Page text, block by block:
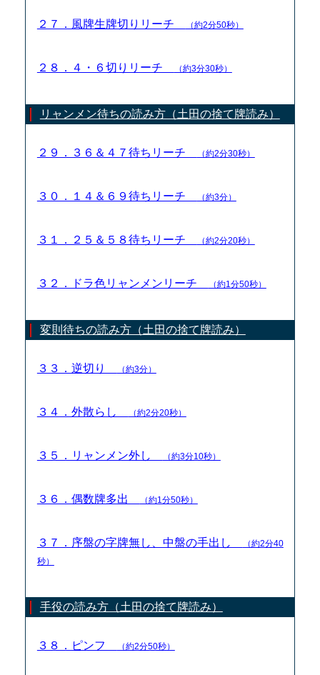
２７．風牌生牌切りリーチ （約2分50秒）
２８．４・６切りリーチ （約3分30秒）
リャンメン待ちの読み方（土田の捨て牌読み）
２９．３６＆４７待ちリーチ （約2分30秒）
３０．１４＆６９待ちリーチ （約3分）
３１．２５＆５８待ちリーチ （約2分20秒）
３２．ドラ色リャンメンリーチ （約1分50秒）
変則待ちの読み方（土田の捨て牌読み）
３３．逆切り （約3分）
３４．外散らし （約2分20秒）
３５．リャンメン外し （約3分10秒）
３６．偶数牌多出 （約1分50秒）
３７．序盤の字牌無し、中盤の手出し
（約2分40
秒）
手役の読み方（土田の捨て牌読み）
３８．ピンフ （約2分50秒）